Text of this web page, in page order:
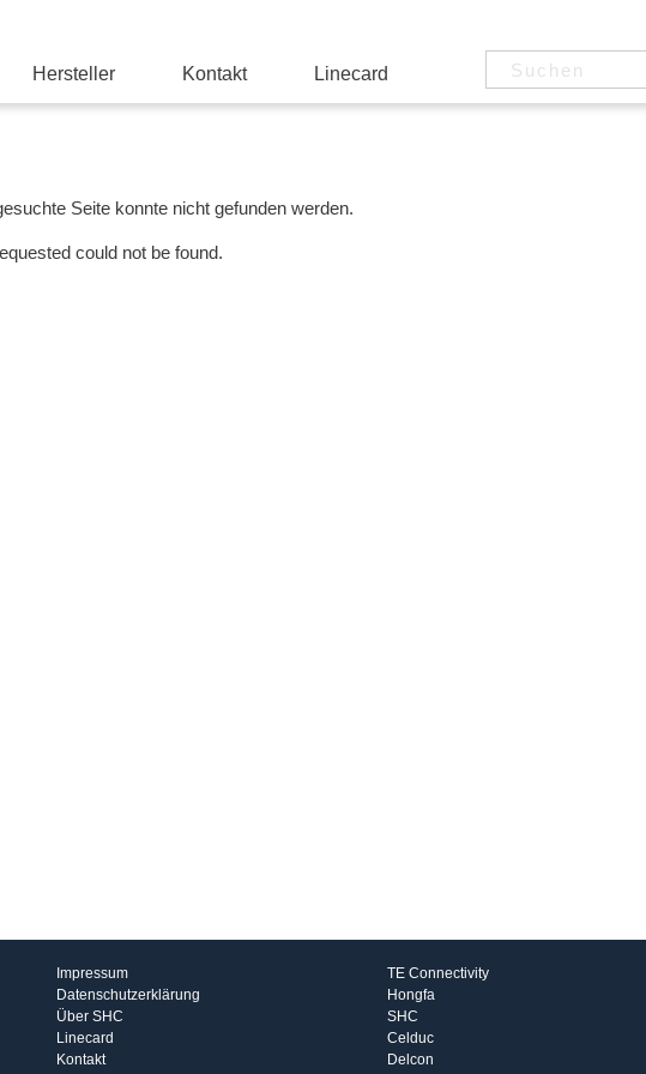
Hersteller Kontakt Linecard
Seite konnte nicht gefunden werden.
could not be found.
Impressum
Datenschutzerklärung
Über SHC
Linecard
Kontakt
TE Connectivity
Hongfa
SHC
Celduc
Delcon